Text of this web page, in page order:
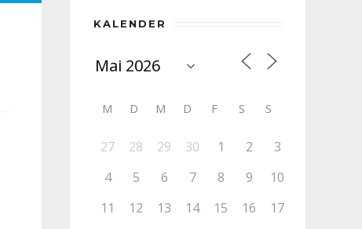
KALENDER
M D M D F S S
27 28 29 30 1 2
3
4
5 6 7 8 9
10
11
12 13 14 15 16
17